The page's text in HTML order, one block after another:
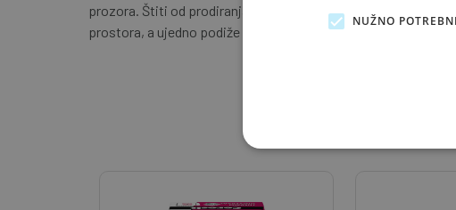
prozora. Štiti od prodiranja vlage i smanjuje gubitak topline.
prostora, a ujedno podiže vrijednost nekretnini.
NUŽNO